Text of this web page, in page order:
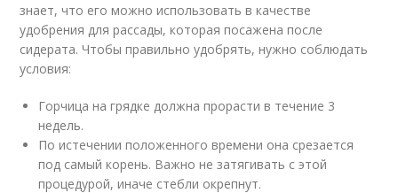
знает, что его можно использовать в качестве
удобрения для рассады, которая посажена после
сидерата. Чтобы правильно удобрять, нужно соблюдать
условия:
Горчица на грядке должна прорасти в течение 3
недель.
По истечении положенного времени она срезается
под самый корень. Важно не затягивать с этой
процедурой, иначе стебли окрепнут.